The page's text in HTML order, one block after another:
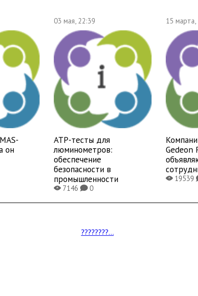
он
03 мая, 22:39
ATP-тесты для
люминометров:
обеспечение
безопасности в
промышленности
X7146K0
15
Gedeon
X19539
????????...